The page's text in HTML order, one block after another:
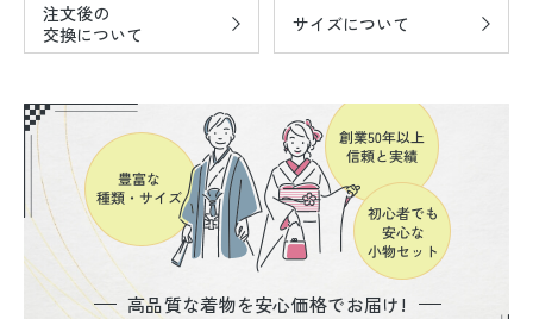
注文後の
交換について
サイズについて
高品質な着物を安心価格でお届け!